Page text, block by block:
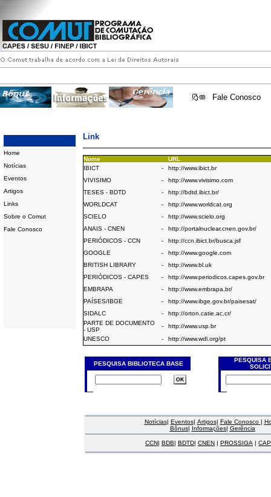
Fale Conosco
Home
Notícias
Eventos
Artigos
Links
Sobre o Comut
Fale Conosco
Link
Nome
URL
IBICT
-
http://www.ibict.br
VIVISIMO
-
http://www.vivisimo.com
TESES - BDTD
-
http://bdtd.ibict.br/
WORLDCAT
-
http://www.worldcat.org
SCIELO
-
http://www.scielo.org
ANAIS - CNEN
-
http://portalnuclear.cnen.gov.br/
PERIÓDICOS - CCN
-
http://ccn.ibict.br/busca.jsf
GOOGLE
-
http://www.google.com
BRITISH LIBRARY
-
http://www.bl.uk
PERIÓDICOS - CAPES
-
http://www.periodicos.capes.gov.br
EMBRAPA
-
http://www.embrapa.br/
PAÍSES/IBGE
-
http://www.ibge.gov.br/paisesat/
SIDALC
-
http://orton.catie.ac.cr/
PARTE DE DOCUMENTO
- USP
-
http://www.usp.br
UNESCO
- http://www.wdl.org/pt
PESQUISA BIBLIOTECA BASE
PESQUISA
Notícias| Eventos| Artigos| Fale Conosco |
Bônus| Informações| Gerência
CCN| BDB| BDTD| CNEN | PROSSIGA |